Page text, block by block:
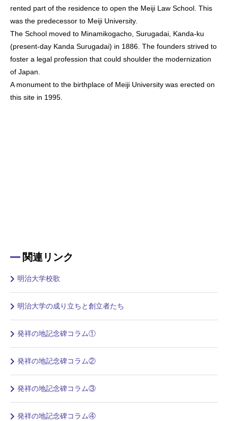
rented part of the residence to open the Meiji Law School. This
was the predecessor to Meiji University.
The School moved to Minamikogacho, Surugadai, Kanda-ku
(present-day Kanda Surugadai) in 1886. The founders strived to
foster a legal profession that could shoulder the modernization
of Japan.
A monument to the birthplace of Meiji University was erected on
this site in 1995.
関連リンク
明治大学校歌
明治大学の成り立ちと創立者たち
発祥の地記念碑コラム①
発祥の地記念碑コラム②
発祥の地記念碑コラム③
発祥の地記念碑コラム④